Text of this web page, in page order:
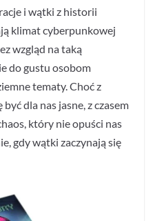
i wątki z historii
klimat cyberpunkowej
wzgląd na taką
do gustu osobom
tematy. Choć z
dla nas jasne, z czasem
który nie opuści nas
gdy wątki zaczynają się